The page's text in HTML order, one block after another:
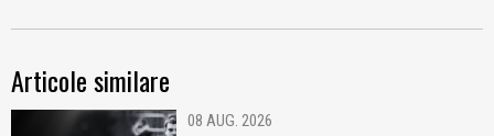
Articole similare
08 AUG. 2026